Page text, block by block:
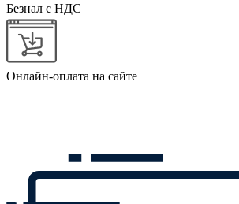
Безнал с НДС
Онлайн-оплата на сайте